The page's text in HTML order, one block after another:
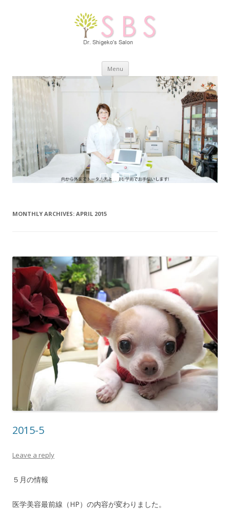
Menu Skip
content
MONTHLY ARCHIVES: APRIL 2015
2015-5
Leave a reply
５月の情報
医学美容最前線（HP）の内容が変わりました。